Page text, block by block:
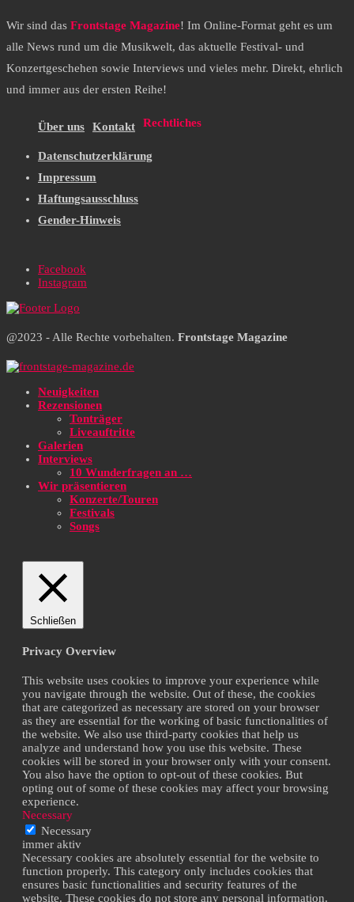
Wir sind das Frontstage Magazine! Im Online-Format geht es um
alle News rund um die Musikwelt, das aktuelle Festival- und
Konzertgeschehen sowie Interviews und vieles mehr. Direkt, ehrlich
und immer aus der ersten Reihe!
Über uns Kontakt Rechtliches
Datenschutzerklärung
Impressum
Haftungsausschluss
Gender-Hinweis
Facebook
Instagram
@2023 - Alle Rechte vorbehalten. Frontstage Magazine
Neuigkeiten
Rezensionen
Tonträger
Liveauftritte
Galerien
Interviews
10 Wunderfragen an …
Wir präsentieren
Konzerte/Touren
Festivals
Songs
Schließen
Privacy Overview
This website uses cookies to improve your experience while
you navigate through the website. Out of these, the cookies
that are categorized as necessary are stored on your browser
as they are essential for the working of basic functionalities of
the website. We also use third-party cookies that help us
analyze and understand how you use this website. These
cookies will be stored in your browser only with your consent.
You also have the option to opt-out of these cookies. But
opting out of some of these cookies may affect your browsing
experience.
Necessary
Necessary
immer aktiv
Necessary cookies are absolutely essential for the website to
function properly. This category only includes cookies that
ensures basic functionalities and security features of the
website. These cookies do not store any personal information.